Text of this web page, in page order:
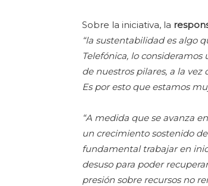
Sobre la iniciativa, la
“la sustentabilidad es algo
Telefónica, lo
de nuestros pilares, a la
Es por esto que estamos
“A medida que se avanza
un crecimiento sostenido
fundamental trabajar en
desuso para poder
presión sobre recursos no